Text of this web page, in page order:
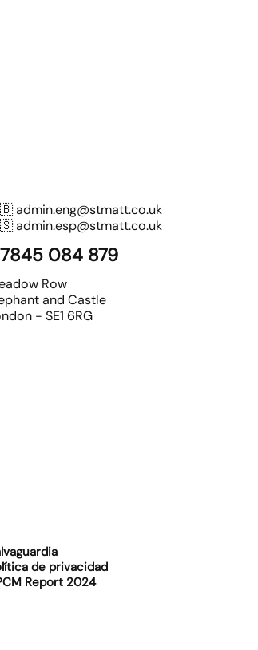
admin.eng@stmatt.co.uk
admin.esp@stmatt.co.uk
084 879
Row
and Castle
- SE1 6RG
de privacidad
Report 2024